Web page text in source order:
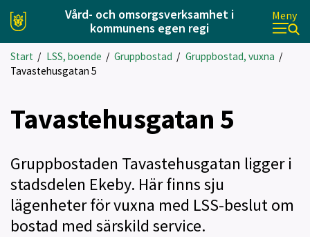
Vård- och omsorgsverksamhet i
kommunens egen regi
Meny
Start / LSS, boende / Gruppbostad / Gruppbostad, vuxna /
Tavastehusgatan 5
Tavastehusgatan 5
Gruppbostaden Tavastehusgatan ligger i
stadsdelen Ekeby. Här finns sju
lägenheter för vuxna med LSS-beslut om
bostad med särskild service.